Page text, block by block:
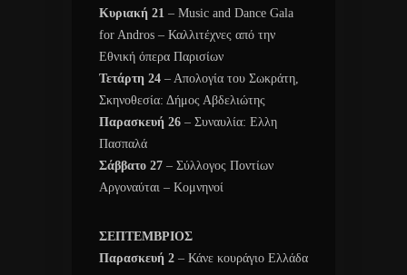
Κυριακή 21 – Music and Dance Gala
for Andros – Καλλιτέχνες από την
Εθνική όπερα Παρισίων
Τετάρτη 24 – Απολογία του Σωκράτη,
Σκηνοθεσία: Δήμος Αβδελιώτης
Παρασκευή 26 – Συναυλία: Ελλη
Πασπαλά
Σάββατο 27 – Σύλλογος Ποντίων
Αργοναύται – Κομνηνοί
ΣΕΠΤΕΜΒΡΙΟΣ
Παρασκευή 2 – Κάνε κουράγιο Ελλάδα